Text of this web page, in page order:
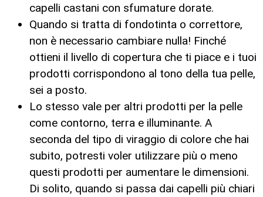
capelli castani con sfumature dorate.
Quando si tratta di fondotinta o correttore,
non è necessario cambiare nulla! Finché
ottieni il livello di copertura che ti piace e i tuoi
prodotti corrispondono al tono della tua pelle,
sei a posto.
Lo stesso vale per altri prodotti per la pelle
come contorno, terra e illuminante. A
seconda del tipo di viraggio di colore che hai
subito, potresti voler utilizzare più o meno
questi prodotti per aumentare le dimensioni.
Di solito, quando si passa dai capelli più chiari